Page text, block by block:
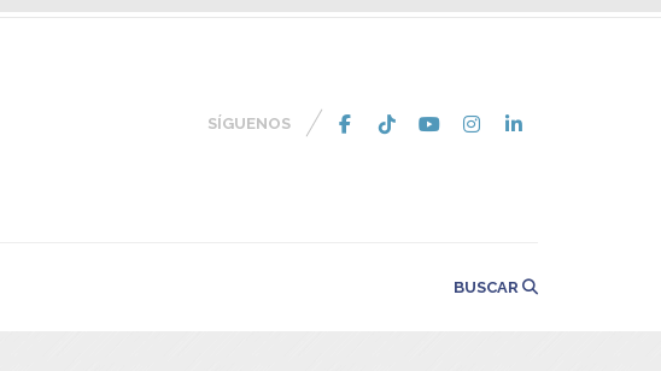
SÍGUENOS
BUSCAR